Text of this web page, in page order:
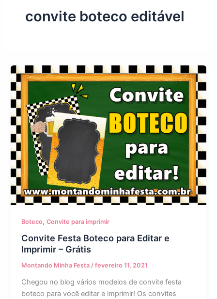
convite boteco editável
Boteco,Convite para imprimir
Convite Festa Boteco para Editar e
Imprimir – Grátis
Montando Minha Festa/fevereiro 11, 2021
Chegou no blog vários modelos de convite festa
boteco para você editar e imprimir! Os convites